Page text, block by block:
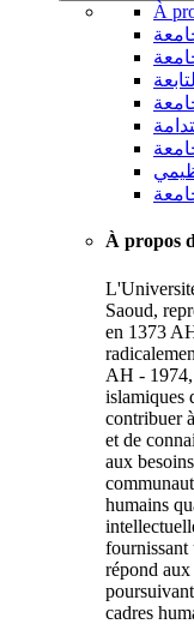
À
À propos
Saoud,
en 1373
AH - 1974,
islamiques
contribuer
et de
aux
humains
fournissant
répond
cadres